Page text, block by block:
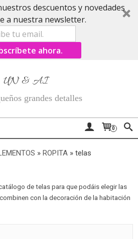
descuentos y novedades
a nuestra newsletter.
ahora.
UN & AI
grandes detalles
0
» ROPITA » telas
de telas para que podáis elegir las
con la decoración de la habitación